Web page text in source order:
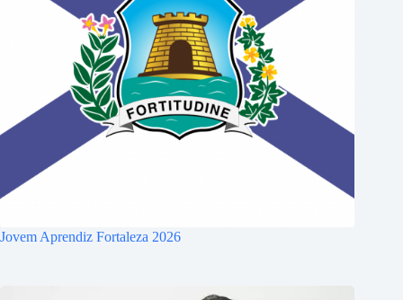
Jovem Aprendiz Fortaleza 2026